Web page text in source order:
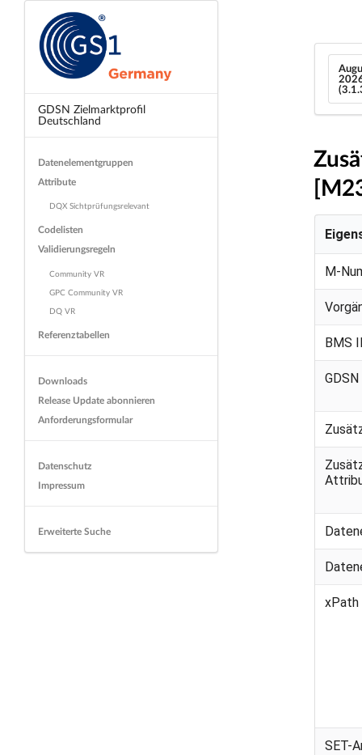
GDSN Zielmarktprofil
Deutschland
Datenelementgruppen
Attribute
DQX Sichtprüfungsrelevant
Codelisten
Validierungsregeln
Community VR
GPC Community VR
DQ VR
Referenztabellen
Downloads
Release Update abonnieren
Anforderungsformular
Datenschutz
Impressum
Erweiterte Suche
M-
BMS
xPath
SET-